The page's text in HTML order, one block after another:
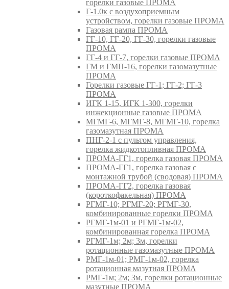
горелки газовые ПРОМА
Г-1.0к с воздухоприемным
устройством, горелки газовые ПРОМА
Газовая рампа ПРОМА
ГГ-10, ГГ-20, ГГ-30, горелки газовые
ПРОМА
ГГ-4 и ГГ-7, горелки газовые ПРОМА
ГМ и ГМП-16, горелки газомазутные
ПРОМА
Горелки газовые ГГ-1; ГГ-2; ГГ-3
ПРОМА
ИГК 1-15, ИГК 1-300, горелки
инжекционные газовые ПРОМА
МГМГ-6, МГМГ-8, МГМГ-10, горелка
газомазутная ПРОМА
ПНГ-2-1 с пультом управления,
горелка жидкотопливная ПРОМА
ПРОМА-ГГ1, горелка газовая ПРОМА
ПРОМА-ГГ1, горелка газовая с
монтажной трубой (сводовая) ПРОМА
ПРОМА-ГГ2, горелка газовая
(короткофакельная) ПРОМА
РГМГ-10; РГМГ-20; РГМГ-30,
комбинированные горелки ПРОМА
РГМГ-1м-01 и РГМГ-1м-02,
комбинированная горелка ПРОМА
РГМГ-1м; 2м; 3м, горелки
ротационные газомазутные ПРОМА
РМГ-1м-01; РМГ-1м-02, горелка
ротационная мазутная ПРОМА
РМГ-1м; 2м; 3м, горелки ротационные
мазутные ПРОМА